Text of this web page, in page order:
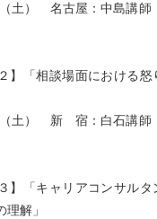
土） 名古屋：中島講師
】「相談場面における
土） 新 宿：白石講師
】「キャリアコンサル
理解」